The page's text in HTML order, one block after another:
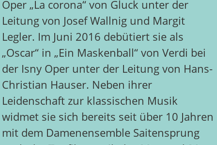
Oper „La corona“ von Gluck unter der
Leitung von Josef Wallnig und Margit
Legler. Im Juni 2016 debütiert sie als
„Oscar“ in „Ein Maskenball“ von Verdi bei
der Isny Oper unter der Leitung von Hans-
Christian Hauser. Neben ihrer
Leidenschaft zur klassischen Musik
widmet sie sich bereits seit über 10 Jahren
mit dem Damenensemble Saitensprung